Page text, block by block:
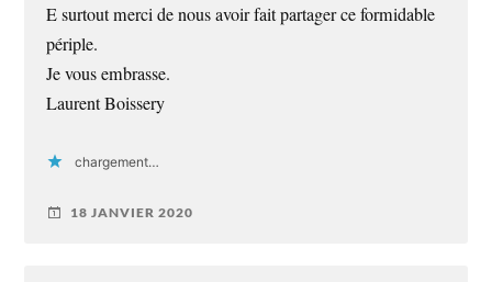
E surtout merci de nous avoir fait partager ce formidable
périple.
Je vous embrasse.
Laurent Boissery
chargement…
18 JANVIER 2020